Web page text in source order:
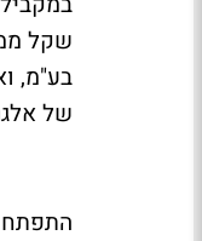
שקל
בע"מ,
של